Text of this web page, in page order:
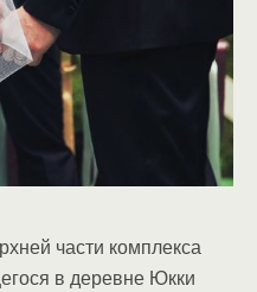
части комплекса
в деревне Юкки